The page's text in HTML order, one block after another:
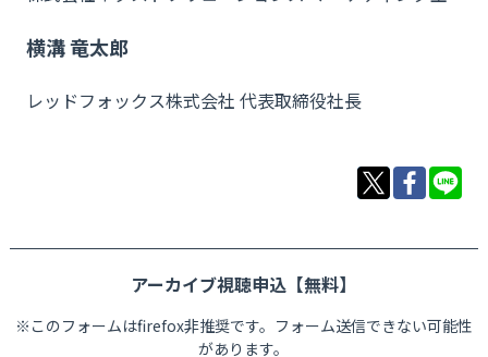
横溝 竜太郎
レッドフォックス株式会社 代表取締役社長
アーカイブ視聴申込【無料】
※このフォームはfirefox非推奨です。フォーム送信できない可能性
があります。